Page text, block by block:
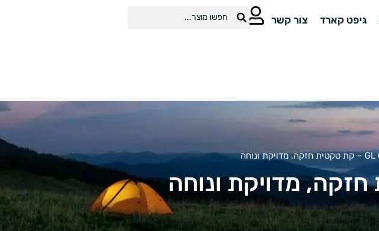
גיפט קארד צור קשר